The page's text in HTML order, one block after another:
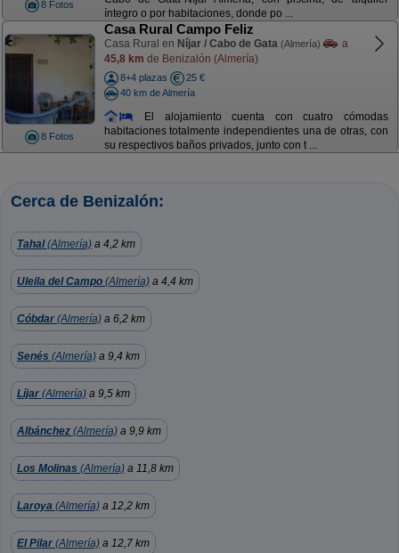
8 Fotos
íntegro o por habitaciones, donde po ...
8 Fotos
Casa Rural Campo Feliz
Casa Rural en Níjar / Cabo de Gata (Almería)
a
45,8 km de Benizalón (Almería)
8+4 plazas
25 €
40 km de Almería
El alojamiento cuenta con cuatro cómodas
habitaciones totalmente independientes una de otras, con
su respectivos baños privados, junto con t ...
Cerca de Benizalón:
Tahal(Almería) a 4,2 km
Uleila del Campo (Almería) a 4,4 km
Cóbdar (Almería) a 6,2 km
Senés (Almería) a 9,4 km
Líjar (Almería) a 9,5 km
Albánchez (Almería) a 9,9 km
Los Molinas (Almería) a 11,8 km
Laroya (Almería) a 12,2 km
El Pilar (Almería) a 12,7 km